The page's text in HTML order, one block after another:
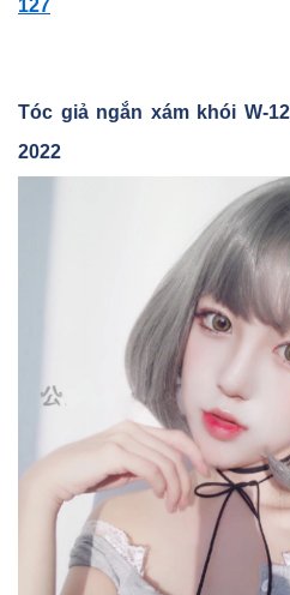
127
Tóc giả ngắn xám khói W-
2022